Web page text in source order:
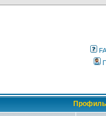
Профиль